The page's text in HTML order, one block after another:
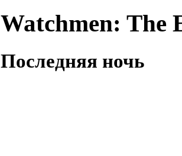
Watchmen: The
Последняя ночь